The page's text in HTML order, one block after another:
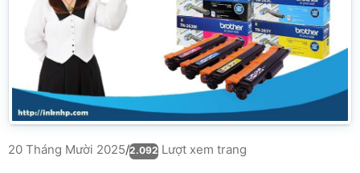
20 Tháng Mười 2025/2.092 Lượt xem trang